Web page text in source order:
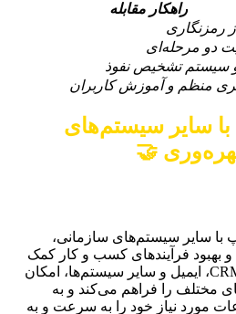
راهکار مقابله
رمزنگاری
دو مرحله‌ای
و سیستم تشخیص نفوذ
منظم و آموزش کاربران
سایر سیستم‌های
🤝
با سایر سیستم‌های سازمانی،
و بهبود فرآیندهای کسب و کار کمک
کند. یکپارچه‌سازی با CRM، ERP، ایمیل و سایر سیستم‌ها، امکان
مختلف را فراهم می‌کند و به
مورد نیاز خود را به سرعت و به